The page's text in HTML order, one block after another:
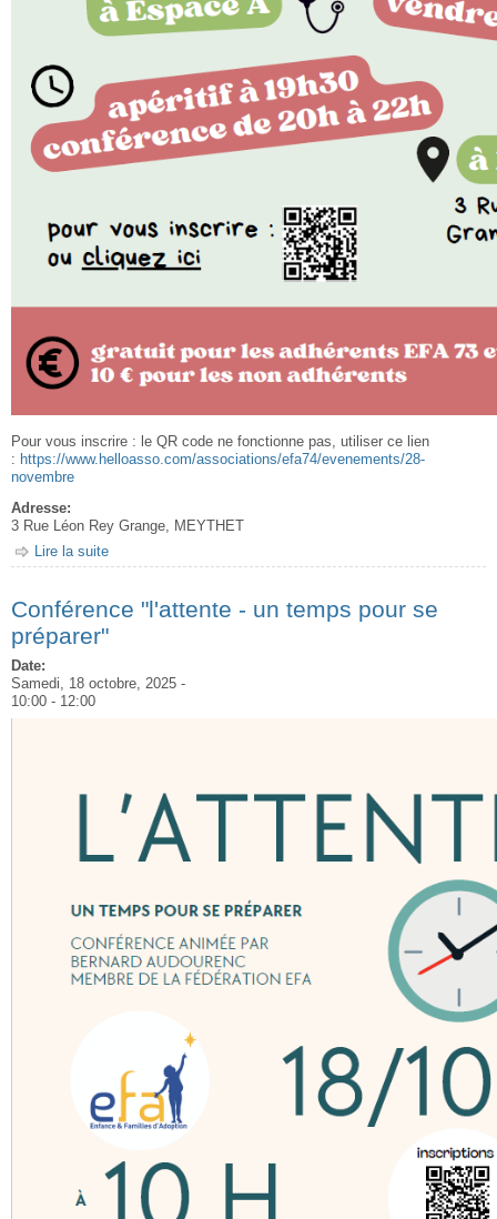
Pour vous inscrire : le QR code ne fonctionne pas, utiliser ce lien
: https://www.helloasso.com/associations/efa74/evenements/28-
novembre
Adresse:
3 Rue Léon Rey Grange, MEYTHET
Lire la suite
Conférence "l'attente - un temps pour se
préparer"
Date:
Samedi, 18 octobre, 2025 -
10:00 - 12:00